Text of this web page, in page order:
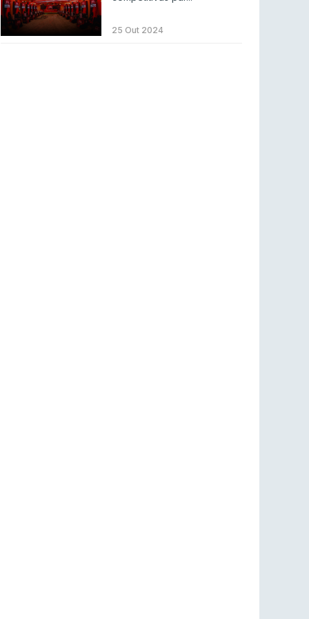
BLAST Bounty S2 na RTP Arena: Regressa o
melhor Counter-Strike
25 Out 2024